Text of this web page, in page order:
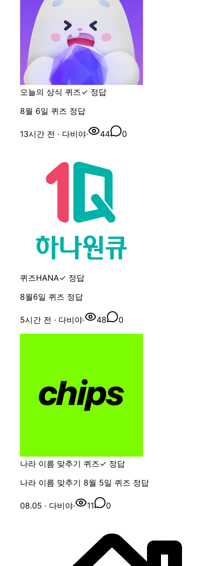
오늘의 상식 퀴즈✓ 정답
8월 6일 퀴즈 정답
13시간 전 · 다비야· 44 0
퀴즈HANA✓ 정답
8월6일 퀴즈 정답
5시간 전 · 다비야· 48 0
나라 이름 맞추기 퀴즈✓ 정답
나라 이름 맞추기 8월 5일 퀴즈 정답
08.05 · 다비야· 11 0